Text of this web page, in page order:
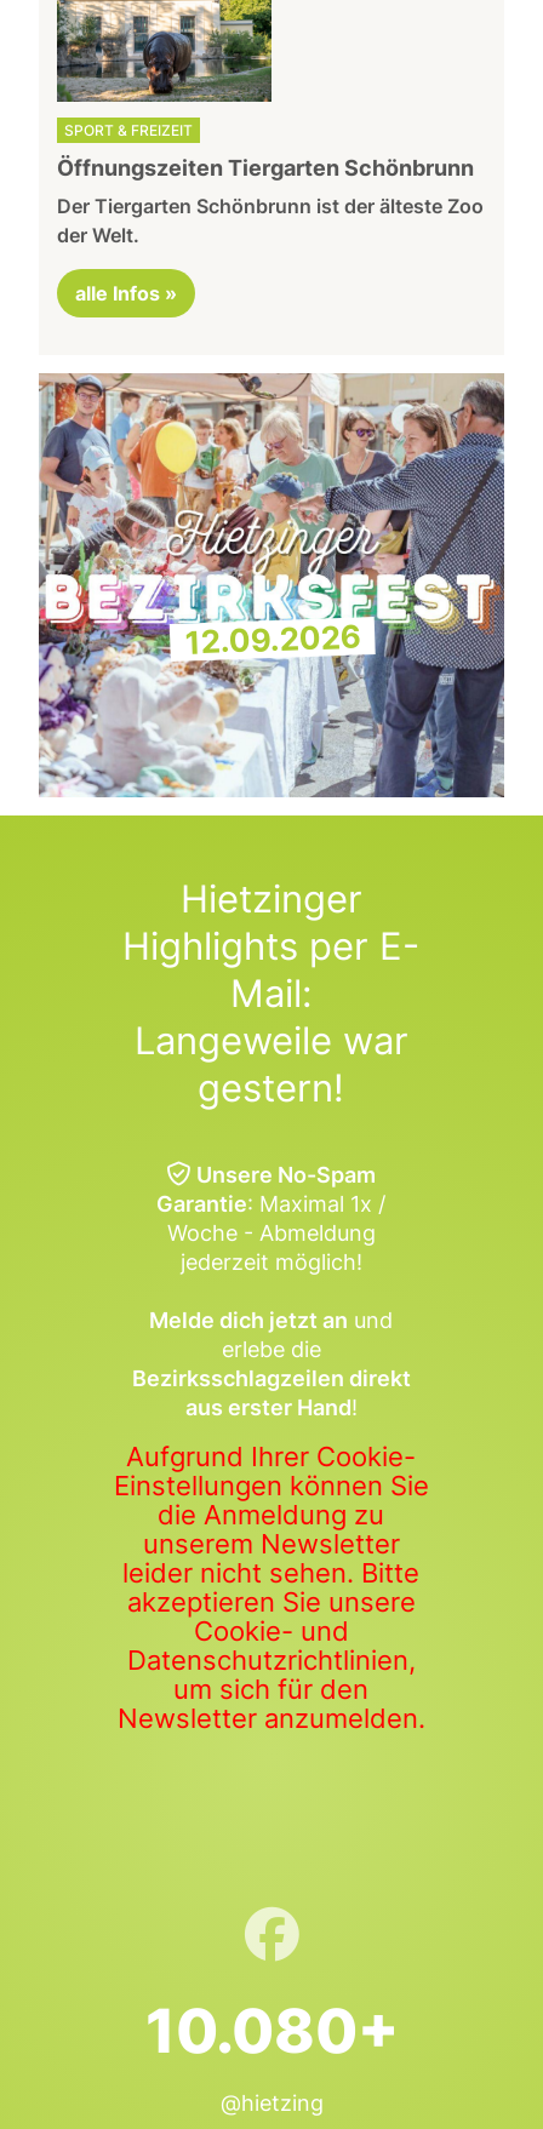
SPORT & FREIZEIT
Öffnungszeiten Tiergarten Schönbrunn
Der Tiergarten Schönbrunn ist der älteste Zoo
der Welt.
alle Infos »
12.09.2026
Hietzinger
Highlights per E-
Mail:
Langeweile war
gestern!
Unsere No-Spam
Garantie: Maximal 1x /
Woche - Abmeldung
jederzeit möglich!
Melde dich jetzt an und
erlebe die
Bezirksschlagzeilen direkt
aus erster Hand!
Aufgrund Ihrer Cookie-
Einstellungen können Sie
die Anmeldung zu
unserem Newsletter
leider nicht sehen. Bitte
akzeptieren Sie unsere
Cookie- und
Datenschutzrichtlinien,
um sich für den
Newsletter anzumelden.
10.080+
@hietzing